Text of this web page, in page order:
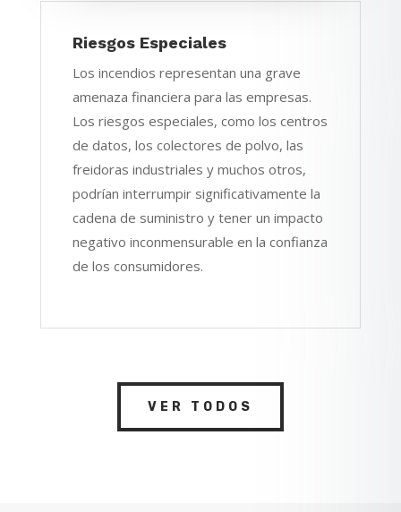
Riesgos Especiales
Los incendios representan una grave
amenaza financiera para las empresas.
Los riesgos especiales, como los centros
de datos, los colectores de polvo, las
freidoras industriales y muchos otros,
podrían interrumpir significativamente la
cadena de suministro y tener un impacto
negativo inconmensurable en la confianza
de los consumidores.
VER TODOS